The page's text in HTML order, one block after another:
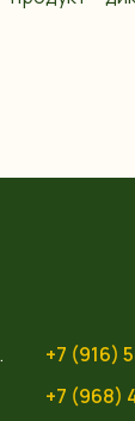
+7 (916)
+7 (968)